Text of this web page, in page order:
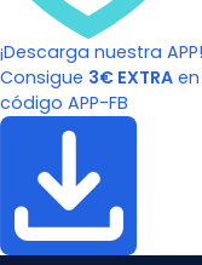
¡Descarga nuestra APP!
Consigue 3€ EXTRA
código APP-FB